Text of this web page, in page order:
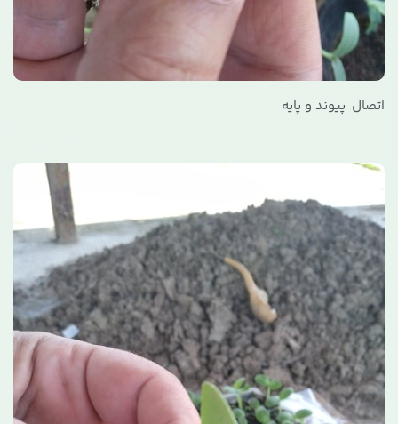
اتصال پیوند و پایه